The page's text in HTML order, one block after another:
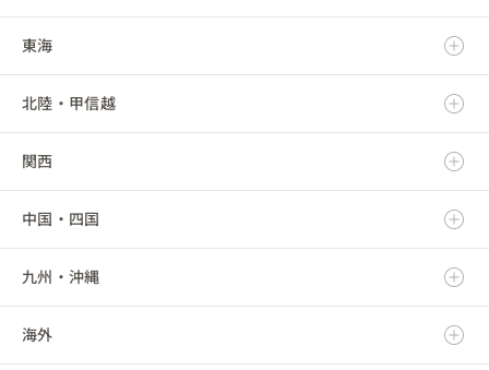
岩手県
宮城県
秋田県
山形県
福島県
茨城県
栃木県
群馬県
埼玉県
千葉県
東京都
東海
岐阜県
静岡県
愛知県
三重県
北陸・甲信越
新潟県
富山県
石川県
福井県
関西
滋賀県
京都府
大阪府
中国・四国
鳥取県
島根県
九州・沖縄
福岡県
海外